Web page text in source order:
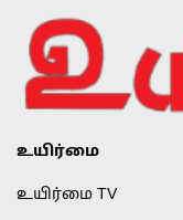
உயிர்மை
உயிர்மை TV